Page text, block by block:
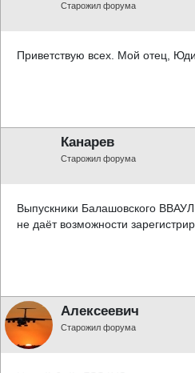
Старожил форума
Приветствую всех. Мой отец,
Канарев
Старожил форума
Выпускники Балашовского
не даёт возможности
Алексеевич
Старожил форума